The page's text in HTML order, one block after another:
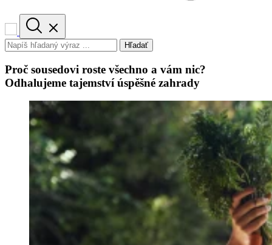
Hľadať
Proč sousedovi roste všechno a vám nic?
Odhalujeme tajemství úspěšné zahrady